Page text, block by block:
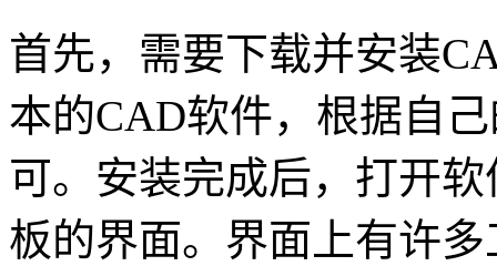
首先，需要下载并安装
本的CAD软件，根据自
可。安装完成后，打开
板的界面。界面上有许